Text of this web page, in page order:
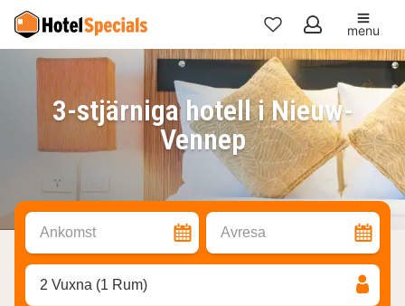
Mina
favoriter
menu
3-stjärniga hotell i Nieuw-
Vennep
Ankomst Avresa
2 Vuxna (1 Rum)